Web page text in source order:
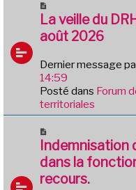
e
s
s
g
e
o
u
v
a
u
m
e
a
g
e
La veille du
août 2026
Dernier message
14:59
Posté dans Forum
territoriales
o
u
v
e
Indemnisation
dans la
recours.